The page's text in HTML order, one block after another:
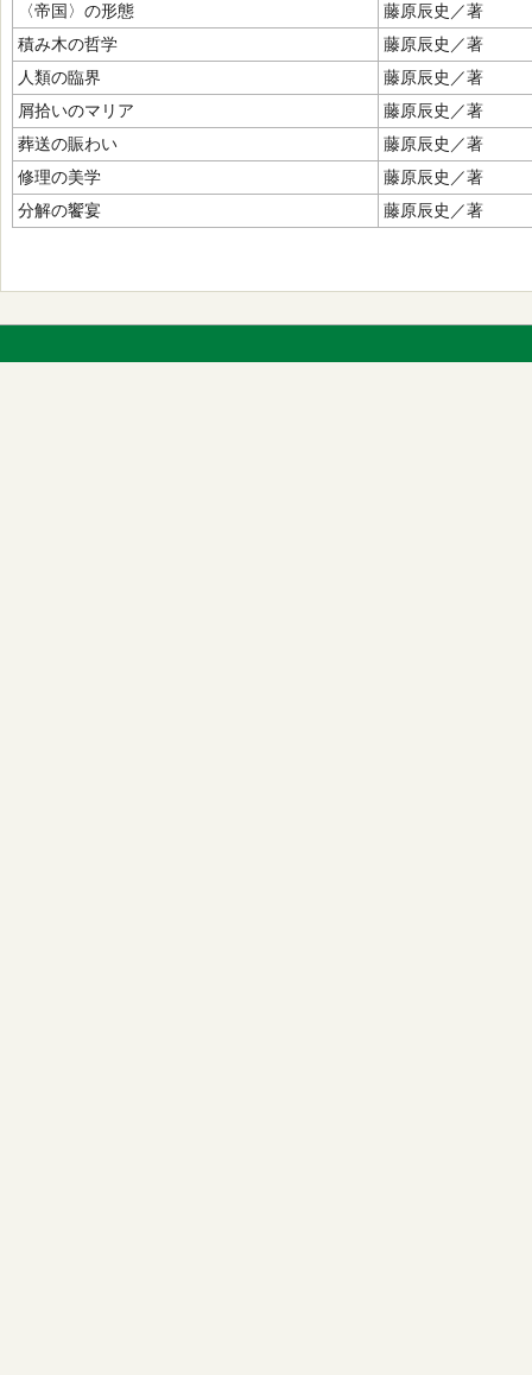
〈帝国〉の形態
藤原辰史／著
積み木の哲学
藤原辰史／著
人類の臨界
藤原辰史／著
屑拾いのマリア
藤原辰史／著
葬送の賑わい
藤原辰史／著
修理の美学
藤原辰史／著
分解の饗宴
藤原辰史／著